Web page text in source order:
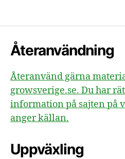
Återanvändning
Återanvänd gärna
growsverige.se. Du har
information på sajten på
anger källan.
Uppväxling